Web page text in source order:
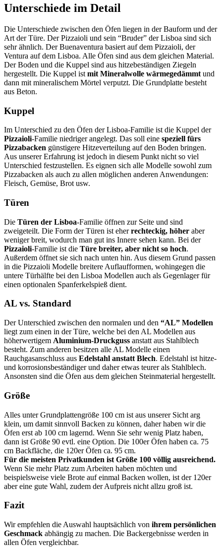
Unterschiede im Detail
Die Unterschiede zwischen den Öfen liegen in der Bauform und der
Art der Türe. Der Pizzaioli und sein “Bruder” der Lisboa sind sich
sehr ähnlich. Der Buenaventura basiert auf dem Pizzaioli, der
Ventura auf dem Lisboa. Alle Öfen sind aus dem gleichen Material.
Der Boden und die Kuppel sind aus hitzebeständigen Ziegeln
hergestellt. Die Kuppel ist mit Mineralwolle wärmegedämmt und
dann mit mineralischem Mörtel verputzt. Die Grundplatte besteht
aus Beton.
Kuppel
Im Unterschied zu den Öfen der Lisboa-Familie ist die Kuppel der
Pizzaioli-Familie niedriger angelegt. Das soll eine speziell fürs
Pizzabacken günstigere Hitzeverteilung auf den Boden bringen.
Aus unserer Erfahrung ist jedoch in diesem Punkt nicht so viel
Unterschied festzustellen. Es eignen sich alle Modelle sowohl zum
Pizzabacken als auch zu allen möglichen anderen Anwendungen:
Fleisch, Gemüse, Brot usw.
Türen
Die Türen der Lisboa-Familie öffnen zur Seite und sind
zweigeteilt. Die Form der Türen ist eherrechteckig, höher aber
weniger breit, wodurch man gut ins Innere sehen kann. Bei der
Pizzaioli-Familie ist die Türe breiter, aber nicht so hoch.
Außerdem öffnet sie sich nach unten hin. Aus diesem Grund passen
in die Pizzaioli Modelle breitere Auflaufformen, wohingegen die
untere Türhälfte bei den Lisboa Modellen auch als Gegenlager für
einen optionalen Spanferkelspieß dient.
AL vs. Standard
Der Unterschied zwischen den normalen und den “AL” Modellen
liegt zum einen in der Türe, welche bei den AL Modellen aus
höherwertigem Aluminium-Druckguss anstatt aus Stahlblech
besteht. Zum anderen besitzen alle AL Modelle einen
Rauchgasanschluss aus Edelstahl anstatt Blech. Edelstahl ist hitze-
und korrosionsbeständiger und daher etwas teurer als Stahlblech.
Ansonsten sind die Öfen aus dem gleichen Steinmaterial hergestellt.
Größe
Alles unter Grundplattengröße 100 cm ist aus unserer Sicht arg
klein, um damit sinnvoll Backen zu können, daher haben wir die
Öfen erst ab 100 cm lagernd. Wenn Sie sehr wenig Platz haben,
dann ist Größe 90 evtl. eine Option. Die 100er Öfen haben ca. 75
cm Backfläche, die 120er Öfen ca. 95 cm.
Für die meisten Privatkunden ist Größe 100 völlig ausreichend.
Wenn Sie mehr Platz zum Arbeiten haben möchten und
beispielsweise viele Brote auf einmal Backen wollen, ist der 120er
aber eine gute Wahl, zudem der Aufpreis nicht allzu groß ist.
Fazit
Wir empfehlen die Auswahl hauptsächlich von ihrem persönlichen
Geschmack abhängig zu machen. Die Backergebnisse werden in
allen Öfen vergleichbar.